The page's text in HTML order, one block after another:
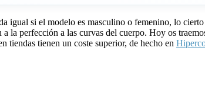
igual si el modelo es masculino o femenino, lo
la perfección a las curvas del cuerpo. Hoy os
tiendas tienen un coste superior, de hecho en